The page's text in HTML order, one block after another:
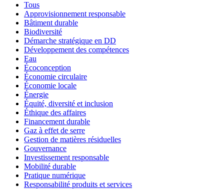
Tous
Approvisionnement responsable
Bâtiment durable
Biodiversité
Démarche stratégique en DD
Développement des compétences
Eau
Écoconception
Économie circulaire
Économie locale
Énergie
Équité, diversité et inclusion
Éthique des affaires
Financement durable
Gaz à effet de serre
Gestion de matières résiduelles
Gouvernance
Investissement responsable
Mobilité durable
Pratique numérique
Responsabilité produits et services